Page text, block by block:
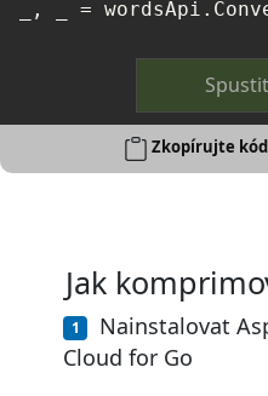
_, _ =
Zkopírujte
Jak
Nainstalovat
Cloud for Go